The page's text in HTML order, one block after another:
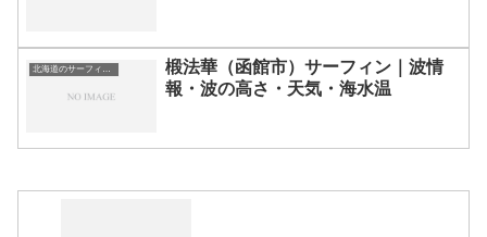
椴法華（函館市）サーフィン｜波情
報・波の高さ・天気・海水温